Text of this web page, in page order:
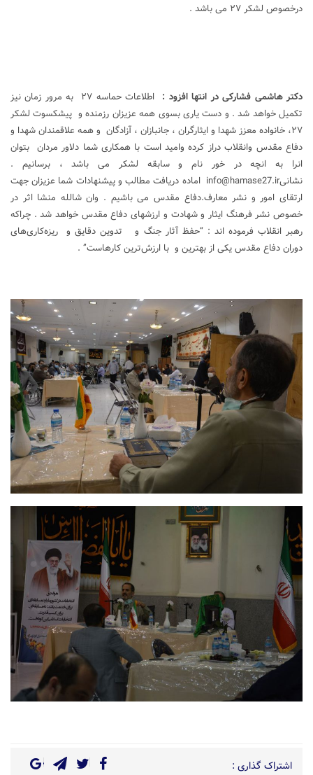
درخصوص لشکر ۲۷ می باشد .
دکتر هاشمی فشارکی در انتها افزود :
اطلاعات حماسه ۲۷ به مرور زمان نیز
تکمیل خواهد شد . و دست یاری بسوی همه عزیزان رزمنده و پیشکسوت لشکر
۲۷، خانواده معزز شهدا و ایثارگران ، جانبازان ، آزادگان و همه علاقمندان شهدا و
دفاع مقدس وانقلاب دراز کرده وامید است با همکاری شما دلاور مردان بتوان
انرا به انچه در خور نام و سابقه لشکر می باشد ، برسانیم .
نشانیinfo@hamase27.ir اماده دریافت مطالب و پیشنهادات شما عزیزان جهت
ارتقای امور و نشر معارف.دفاع مقدس می باشیم . وان شالله منشا اثر در
خصوص نشر فرهنگ ایثار و شهادت و ارزشهای دفاع مقدس خواهد شد . چراکه
رهبر انقلاب فرموده اند : “حفظ آثار جنگ و تدوین دقایق و ریزه‌کاری‌های
دوران دفاع مقدس یکی از بهترین و با ارزش‌ترین کارهاست” .
اشتراک گذاری :